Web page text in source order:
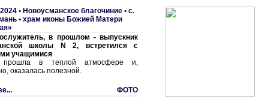
• Новоусманское благочиние • с.
• храм иконы Божией Матери
в прошлом - выпускник
школы N 2, встретился с
учащимися
прошла в теплой атмосфере и,
оказалась полезной.
ФОТО